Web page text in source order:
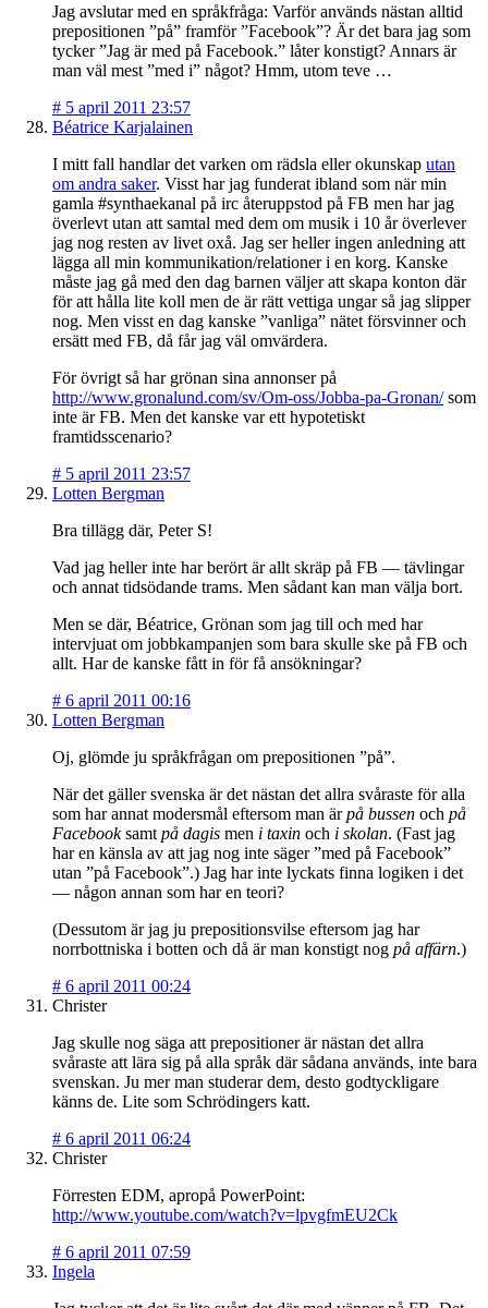
Jag avslutar med en språkfråga: Varför används nästan alltid
prepositionen ”på” framför ”Facebook”? Är det bara jag som
tycker ”Jag är med på Facebook.” låter konstigt? Annars är
man väl mest ”med i” något? Hmm, utom teve …
# 5 april 2011 23:57
Béatrice Karjalainen
I mitt fall handlar det varken om rädsla eller okunskap utan
om andra saker. Visst har jag funderat ibland som när min
gamla #synthaekanal på irc återuppstod på FB men har jag
överlevt utan att samtal med dem om musik i 10 år överlever
jag nog resten av livet oxå. Jag ser heller ingen anledning att
lägga all min kommunikation/relationer i en korg. Kanske
måste jag gå med den dag barnen väljer att skapa konton där
för att hålla lite koll men de är rätt vettiga ungar så jag slipper
nog. Men visst en dag kanske ”vanliga” nätet försvinner och
ersätt med FB, då får jag väl omvärdera.
För övrigt så har grönan sina annonser på
http://www.gronalund.com/sv/Om-oss/Jobba-pa-Gronan/som
inte är FB. Men det kanske var ett hypotetiskt
framtidsscenario?
# 5 april 2011 23:57
Lotten Bergman
Bra tillägg där, Peter S!
Vad jag heller inte har berört är allt skräp på FB — tävlingar
och annat tidsödande trams. Men sådant kan man välja bort.
Men se där, Béatrice, Grönan som jag till och med har
intervjuat om jobbkampanjen som bara skulle ske på FB och
allt. Har de kanske fått in för få ansökningar?
# 6 april 2011 00:16
Lotten Bergman
Oj, glömde ju språkfrågan om prepositionen ”på”.
När det gäller svenska är det nästan det allra svåraste för alla
som har annat modersmål eftersom man ärpå bussen och på
Facebooksamt på dagis men i taxin och i skolan. (Fast jag
har en känsla av att jag nog inte säger ”med på Facebook”
utan ”på Facebook”.) Jag har inte lyckats finna logiken i det
— någon annan som har en teori?
(Dessutom är jag ju prepositionsvilse eftersom jag har
norrbottniska i botten och då är man konstigt nog på affärn.)
# 6 april 2011 00:24
Christer
Jag skulle nog säga att prepositioner är nästan det allra
svåraste att lära sig på alla språk där sådana används, inte bara
svenskan. Ju mer man studerar dem, desto godtyckligare
känns de. Lite som Schrödingers katt.
# 6 april 2011 06:24
Christer
Förresten EDM, apropå PowerPoint:
http://www.youtube.com/watch?v=lpvgfmEU2Ck
# 6 april 2011 07:59
Ingela